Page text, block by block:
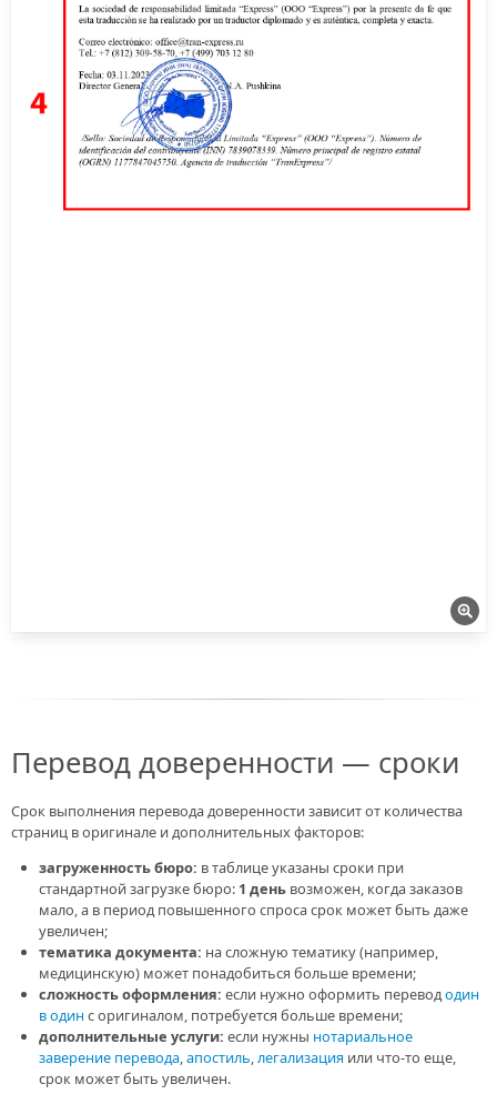
Перевод доверенности — сроки
Срок выполнения перевода доверенности зависит от количества
страниц в оригинале и дополнительных факторов:
загруженность бюро: в таблице указаны сроки при
стандартной загрузке бюро: 1 день возможен, когда заказов
мало, а в период повышенного спроса срок может быть даже
увеличен;
тематика документа: на сложную тематику (например,
медицинскую) может понадобиться больше времени;
сложность оформления: если нужно оформить перевододин
в один с оригиналом, потребуется больше времени;
дополнительные услуги: если нужны нотариальное
заверение перевода,апостиль,легализация или что-то еще,
срок может быть увеличен.